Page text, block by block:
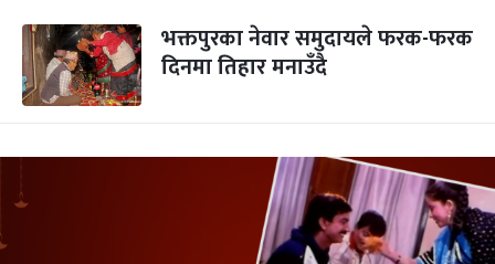
भक्तपुरका नेवार समुदायले फरक-फरक
दिनमा तिहार मनाउँदै